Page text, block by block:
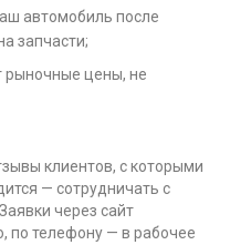
автомобиль после
запчасти;
рыночные цены, не
клиентов, с которыми
— сотрудничать с
через сайт
по телефону — в рабочее